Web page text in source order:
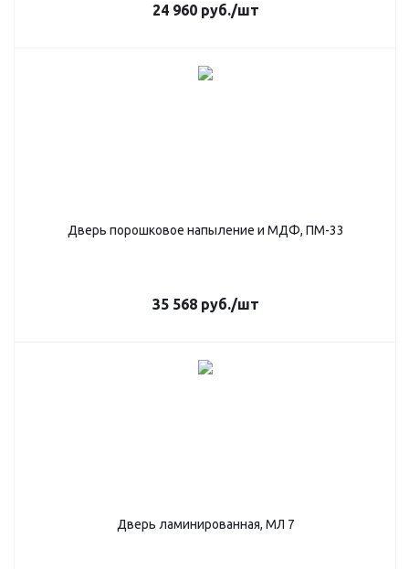
24 960руб./шт
Дверь порошковое напыление и МДФ, ПМ-33
35 568руб./шт
Дверь ламинированная, МЛ 7